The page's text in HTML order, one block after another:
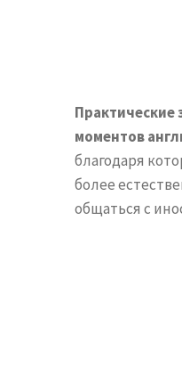
моментов
благодаря
более
общаться с